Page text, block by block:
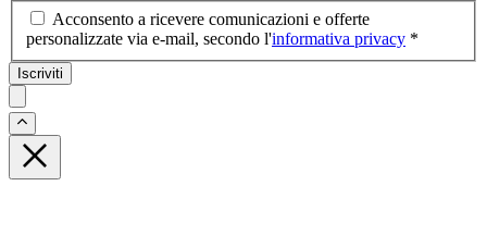
Acconsento a ricevere comunicazioni e offerte
personalizzate via e-mail, secondo l'informativa privacy *
Iscriviti